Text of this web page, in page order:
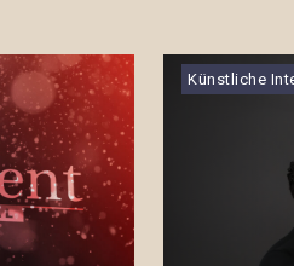
Künstliche